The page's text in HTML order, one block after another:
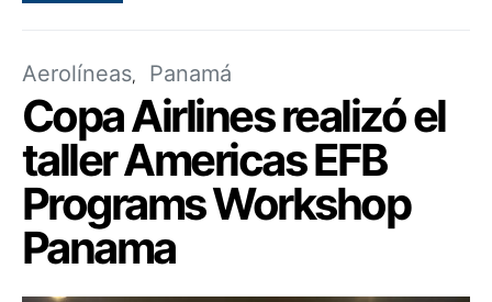
Aerolíneas Panamá
Copa Airlines realizó el
taller Americas EFB
Programs Workshop
Panama